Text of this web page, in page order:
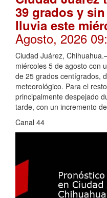
39 grados y
lluvia este
Agosto, 2026
Ciudad Juárez,
miércoles 5 de agosto con
de 25 grados centígrados,
meteorológico. Para el
principalmente despejado
tarde, con un incremento
Canal 44